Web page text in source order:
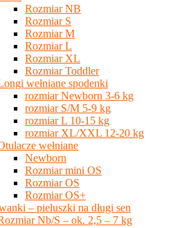
Rozmiar NB
Rozmiar S
Rozmiar M
Rozmiar L
Rozmiar XL
Rozmiar Toddler
wełniane spodenki
rozmiar Newborn 3-6 kg
rozmiar S/M 5-9 kg
rozmiar L 10-15 kg
rozmiar XL/XXL 12-20 kg
wełniane
Newborn
Rozmiar mini OS
Rozmiar OS
Rozmiar OS+
– pieluszki na długi sen
Nb/S – ok. 2,5 – 7 kg